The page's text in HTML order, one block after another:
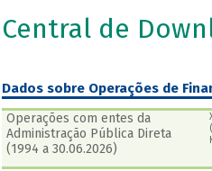
Central de
Dados sobre Operações de
Operações com entes da
Administração Pública Direta
(1994 a 30.06.2026)